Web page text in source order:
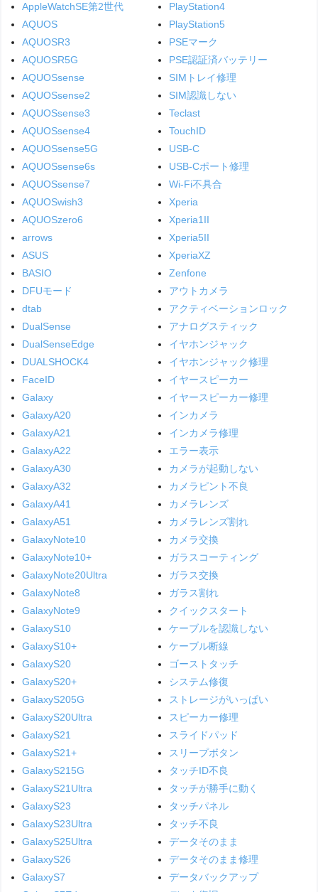
AppleWatchSE第2世代
AQUOS
AQUOSR3
AQUOSR5G
AQUOSsense
AQUOSsense2
AQUOSsense3
AQUOSsense4
AQUOSsense5G
AQUOSsense6s
AQUOSsense7
AQUOSwish3
AQUOSzero6
arrows
ASUS
BASIO
DFUモード
dtab
DualSense
DualSenseEdge
DUALSHOCK4
FaceID
Galaxy
GalaxyA20
GalaxyA21
GalaxyA22
GalaxyA30
GalaxyA32
GalaxyA41
GalaxyA51
GalaxyNote10
GalaxyNote10+
GalaxyNote20Ultra
GalaxyNote8
GalaxyNote9
GalaxyS10
GalaxyS10+
GalaxyS20
GalaxyS20+
GalaxyS205G
GalaxyS20Ultra
GalaxyS21
GalaxyS21+
GalaxyS215G
GalaxyS21Ultra
GalaxyS23
GalaxyS23Ultra
GalaxyS25Ultra
GalaxyS26
GalaxyS7
PlayStation4
PlayStation5
PSEマーク
PSE認証済バッテリー
SIMトレイ修理
SIM認識しない
Teclast
TouchID
USB-C
USB-Cポート修理
Wi-Fi不具合
Xperia
Xperia1II
Xperia5II
XperiaXZ
Zenfone
アウトカメラ
アクティベーションロック
アナログスティック
イヤホンジャック
イヤホンジャック修理
イヤースピーカー
イヤースピーカー修理
インカメラ
インカメラ修理
エラー表示
カメラが起動しない
カメラピント不良
カメラレンズ
カメラレンズ割れ
カメラ交換
ガラスコーティング
ガラス交換
ガラス割れ
クイックスタート
ケーブルを認識しない
ケーブル断線
ゴーストタッチ
システム修復
ストレージがいっぱい
スピーカー修理
スライドパッド
スリープボタン
タッチID不良
タッチが勝手に動く
タッチパネル
タッチ不良
データそのまま
データそのまま修理
データバックアップ